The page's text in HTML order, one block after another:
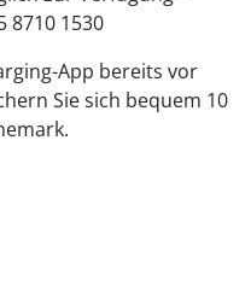
8710 1530
App bereits vor
Sie sich bequem 10